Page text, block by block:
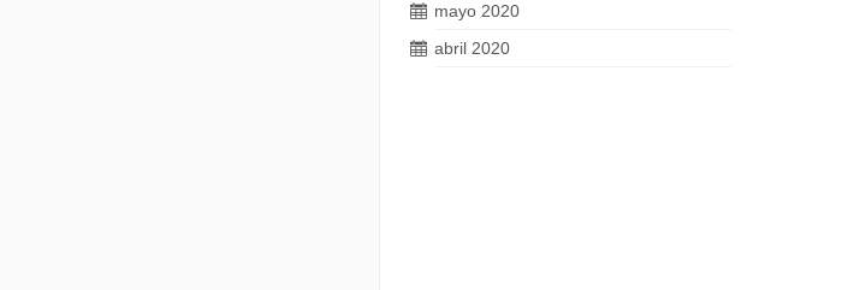
mayo 2020
abril 2020